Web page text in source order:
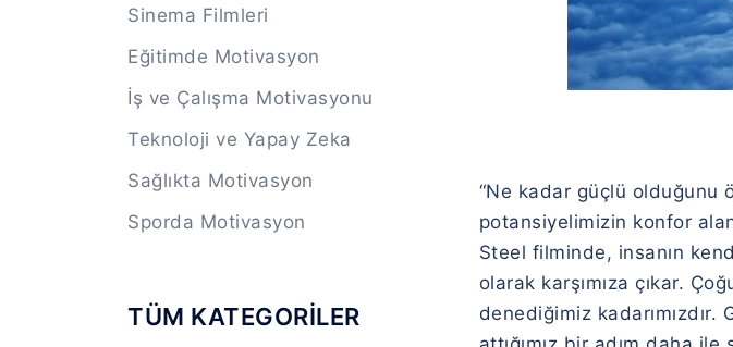
“Ne kadar güçlü olduğunu
potansiyelimizin konfor
Steel filminde, insanın
olarak karşımıza çıkar.
denediğimiz
Sinema Filmleri
Eğitimde Motivasyon
İş ve Çalışma Motivasyonu
Teknoloji ve Yapay Zeka
Sağlıkta Motivasyon
Sporda Motivasyon
TÜM KATEGORİLER